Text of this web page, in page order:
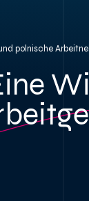
polnische